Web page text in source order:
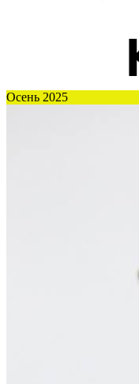
Осень 2025